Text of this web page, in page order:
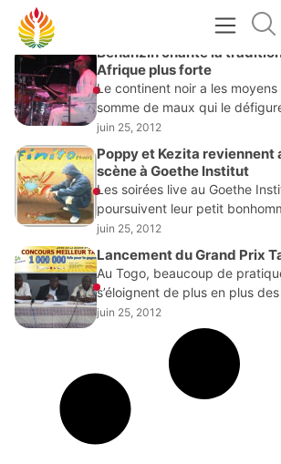
JUIN 25, 2012
Béhanzin chante la
Afrique plus forte
Le continent noir a les moyens
somme de maux qui le
décennies, si et seulement si il
en cause. C’est ce qui
juin 25, 2012
Poppy et Kezita reviennent
scène à Goethe Institut
Les soirées live au Goethe
poursuivent leur petit
2012. Small Poppy et Kezita,
s’investissent très peu dans
juin 25, 2012
Lancement du Grand Prix
Au Togo, beaucoup de
s’éloignent de plus en plus
des jeunes. Cette situation
l’animation et les
juin 25, 2012